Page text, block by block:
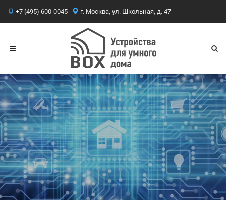
+7 (495) 600-0045 г. Москва, ул. Школьная, д. 47